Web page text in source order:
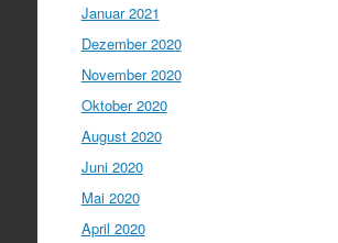
Januar 2021
Dezember 2020
November 2020
Oktober 2020
August 2020
Juni 2020
Mai 2020
April 2020